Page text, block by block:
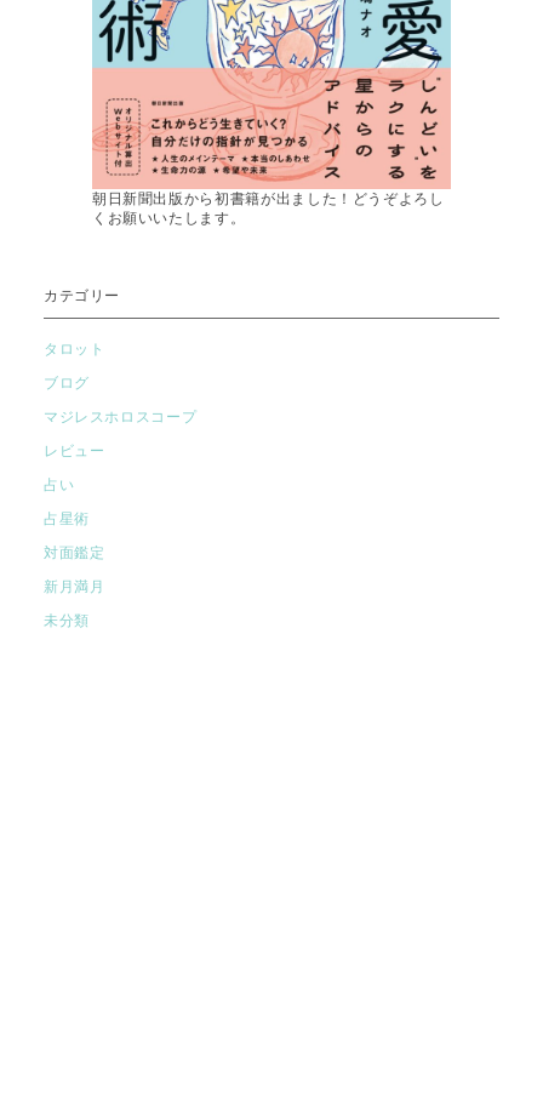
朝日新聞出版から初書籍が出ました！どうぞよろし
くお願いいたします。
カテゴリー
タロット
ブログ
マジレスホロスコープ
レビュー
占い
占星術
対面鑑定
新月満月
未分類